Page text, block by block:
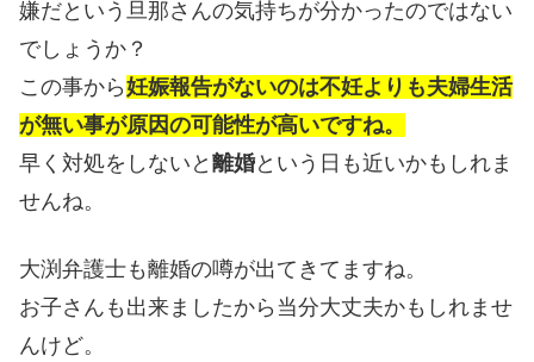
嫌だという旦那さんの気持ちが分かったのではない
でしょうか？
この事から妊娠報告がないのは不妊よりも夫婦生活
が無い事が原因の可能性が高いですね。
早く対処をしないと 離婚という日も近いかもしれま
せんね。
大渕弁護士も離婚の噂が出てきてますね。
お子さんも出来ましたから当分大丈夫かもしれませ
んけど。